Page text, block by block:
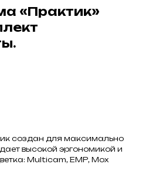
«Практик»
создан для максимально
высокой эргономикой и
Multicam, ЕМР, Мох